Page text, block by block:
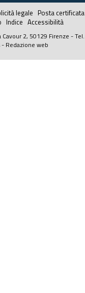
legale Posta certificata
Indice Accessibilità
2, 50129 Firenze - Tel.
- Redazione web